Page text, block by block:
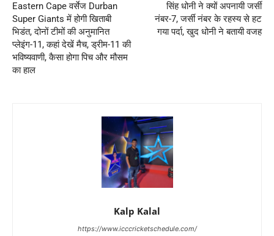
Eastern Cape वर्सेज Durban
Super Giants में होगी खिताबी
भिडंत, दोनों टीमों की अनुमानित
प्लेइंग-11, कहां देखें मैच, ड्रीम-11 की
भविष्यवाणी, कैसा होगा पिच और मौसम
का हाल
सिंह धोनी ने क्यों अपनायी जर्सी
नंबर-7, जर्सी नंबर के रहस्य से हट
गया पर्दा, खुद धोनी ने बतायी वजह
Kalp Kalal
https://www.icccricketschedule.com/